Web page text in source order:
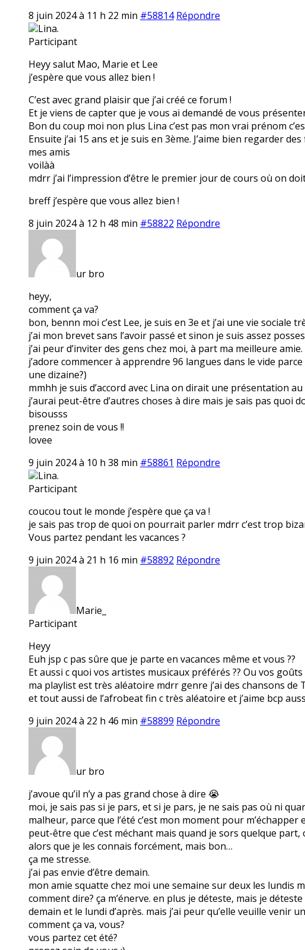
8 juin 2024 à 11 h 22 min #58814 Répondre
Lina.
Participant
Heyy salut Mao, Marie et Lee
j’espère que vous allez bien !
C’est avec grand plaisir que j’ai créé ce forum !
Et je viens de capter que je vous ai demandé de vous
Bon du coup moi non plus Lina c’est pas mon vrai prénom
Ensuite j’ai 15 ans et je suis en 3ème. J’aime bien regarder
mes amis
voilàà
mdrr j’ai l’impression d’être le premier jour de cours où on
breff j’espère que vous allez bien !
8 juin 2024 à 12 h 48 min #58822 Répondre
ur bro
heyy,
comment ça va?
bon, bennn moi c’est Lee, je suis en 3e et j’ai une vie sociale
j’ai mon brevet sans l’avoir passé et sinon je suis assez
j’ai peur d’inviter des gens chez moi, à part ma meilleure amie.
j’adore commencer à apprendre 96 langues dans le vide
une dizaine?)
mmhh je suis d’accord avec Lina on dirait une présentation
j’aurai peut-être d’autres choses à dire mais je sais pas quoi
bisousss
prenez soin de vous !!
lovee
9 juin 2024 à 10 h 38 min #58861 Répondre
Lina.
Participant
coucou tout le monde j’espère que ça va !
je sais pas trop de quoi on pourrait parler mdrr c’est trop
Vous partez pendant les vacances ?
9 juin 2024 à 21 h 16 min #58892 Répondre
Marie_
Participant
Heyy
Euh jsp c pas sûre que je parte en vacances même et vous ??
Et aussi c quoi vos artistes musicaux préférés ?? Ou vos
ma playlist est très aléatoire mdrr genre j’ai des chansons
et tout aussi de l’afrobeat fin c très aléatoire et j’aime bcp
9 juin 2024 à 22 h 46 min #58899 Répondre
ur bro
j’avoue qu’il n’y a pas grand chose à dire 😭
moi, je sais pas si je pars, et si je pars, je ne sais pas où ni
malheur, parce que l’été c’est mon moment pour
peut-être que c’est méchant mais quand je sors quelque
alors que je les connais forcément, mais bon…
ça me stresse.
j’ai pas envie d’être demain.
mon amie squatte chez moi une semaine sur deux les lundis
comment dire? ça m’énerve. en plus je déteste, mais je
demain et le lundi d’après. mais j’ai peur qu’elle veuille venir
comment ça va, vous?
vous partez cet été?